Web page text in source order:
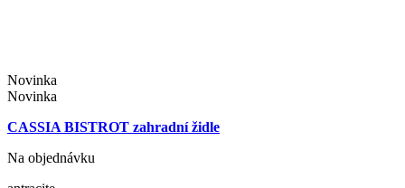
Novinka
Novinka
CASSIA BISTROT zahradní židle
Na objednávku